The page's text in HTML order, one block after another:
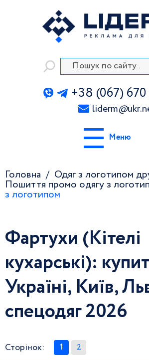
+38 (067)
liderm@
Меню
Головна
Одяг з логотипом
Пошиття промо одягу з
з логотипом
Фартухи (Кітелі
кухарські):
Україні, Київ,
спецодяг 2026
Сторінок: 1 2